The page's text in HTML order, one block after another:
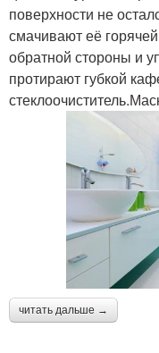
поверхности не
смачивают её
обратной стороны и
протирают губкой
читать дальше →